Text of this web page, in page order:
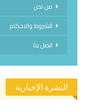
من نحن
الشروط والاحكام
اتصل بنا
النشرة الإخبارية